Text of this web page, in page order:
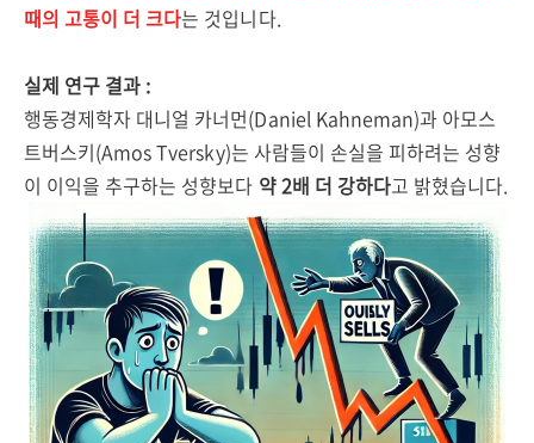
때의 고통이 더 크다는 것입니다.
실제 연구 결과 :
행동경제학자 대니얼 카너먼(Daniel Kahneman)과 아모스
트버스키(Amos Tversky)는 사람들이 손실을 피하려는 성향
이 이익을 추구하는 성향보다 약 2배 더 강하다고 밝혔습니다.